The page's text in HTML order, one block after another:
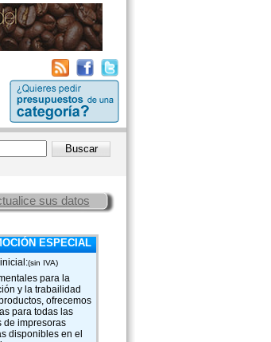
sus datos
ESPECIAL
(sin IVA)
para la
y la trabailidad
ofrecemos
para todas las
de impresoras
disponibles en el